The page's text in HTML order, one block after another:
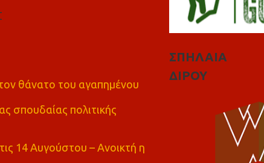
θάνατο του αγαπημένου
σπουδαίας πολιτικής
14 Αυγούστου – Ανοικτή η
ΣΠΗΛΑΙΑ
ΔΙΡΟΥ